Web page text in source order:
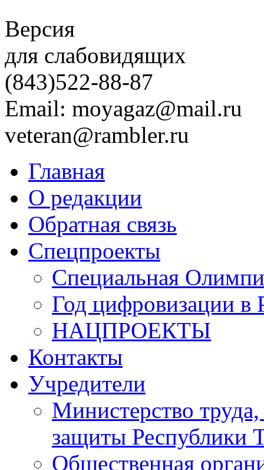
Версия
для слабовидящих
(843)522-88-87
Email: moyagaz@mail.ru
veteran@rambler.ru
Главная
О редакции
Обратная связь
Спецпроекты
Специальная
Год цифровизации в
НАЦПРОЕКТЫ
Контакты
Учредители
Министерство
защиты Республики
Общественная